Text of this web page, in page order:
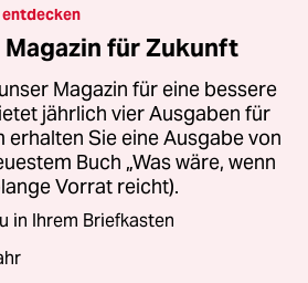
entdecken
Magazin für Zukunft
Magazin für eine bessere
jährlich vier Ausgaben für
erhalten Sie eine Ausgabe von
Buch „Was wäre, wenn
Vorrat reicht).
in Ihrem Briefkasten